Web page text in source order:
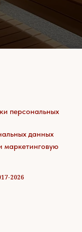
персональных
данных
2026